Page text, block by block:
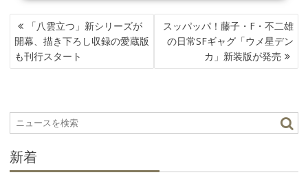
投
稿
ナ
ビ
シ
ョ
「八雲立つ」新シリーズが
開幕、描き下ろし収録の愛蔵版
も刊行スタート
スッパッパ！藤子・F・不二雄
の日常SFギャグ「ウメ星デン
カ」新装版が発売
新着